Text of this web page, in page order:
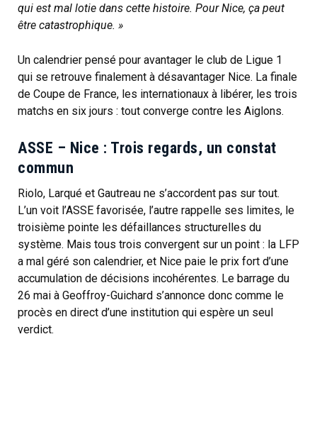
qui est mal lotie dans cette histoire. Pour Nice, ça peut
être catastrophique. »
Un calendrier pensé pour avantager le club de Ligue 1
qui se retrouve finalement à désavantager Nice. La finale
de Coupe de France, les internationaux à libérer, les trois
matchs en six jours : tout converge contre les Aiglons.
ASSE – Nice : Trois regards, un constat
commun
Riolo, Larqué et Gautreau ne s’accordent pas sur tout.
L’un voit l’ASSE favorisée, l’autre rappelle ses limites, le
troisième pointe les défaillances structurelles du
système. Mais tous trois convergent sur un point : la LFP
a mal géré son calendrier, et Nice paie le prix fort d’une
accumulation de décisions incohérentes. Le barrage du
26 mai à Geoffroy-Guichard s’annonce donc comme le
procès en direct d’une institution qui espère un seul
verdict.